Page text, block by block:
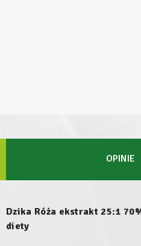
OPINIE
Dzika Róża ekstrakt 25:1
diety